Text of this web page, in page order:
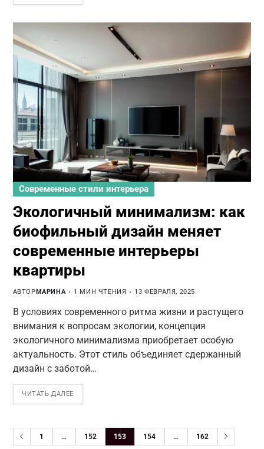
Современные стили интерьера
Экологичный минимализм: как
биофильный дизайн меняет
современные интерьеры
квартиры
АВТОРМАРИНА 1 МИН ЧТЕНИЯ 13 ФЕВРАЛЯ, 2025
В условиях современного ритма жизни и растущего
внимания к вопросам экологии, концепция
экологичного минимализма приобретает особую
актуальность. Этот стиль объединяет сдержанный
дизайн с заботой…
ЧИТАТЬ ДАЛЕЕ
1 … 152 153 154 … 162